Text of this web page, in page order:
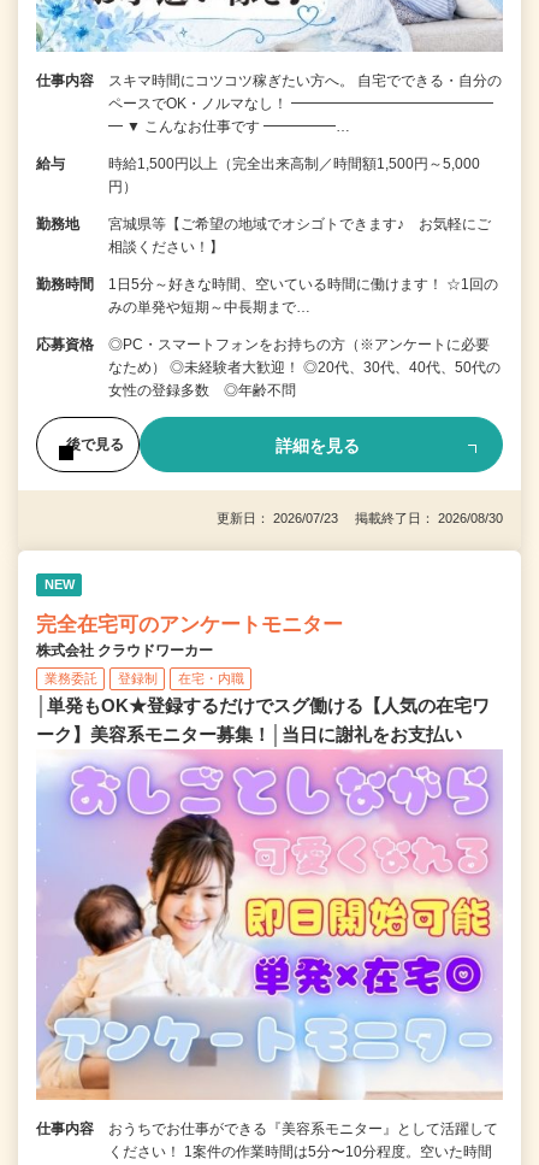
仕事内容
スキマ時間にコツコツ稼ぎたい方へ。 自宅でできる・自分の
ペースでOK・ノルマなし！ ━━━━━━━━━━━━━━
━ ▼ こんなお仕事です ━━━━━…
給与
時給1,500円以上（完全出来高制／時間額1,500円～5,000
円）
勤務地
宮城県等【ご希望の地域でオシゴトできます♪ お気軽にご
相談ください！】
勤務時間
1日5分～好きな時間、空いている時間に働けます！ ☆1回の
みの単発や短期～中長期まで…
応募資格
◎PC・スマートフォンをお持ちの方（※アンケートに必要
なため） ◎未経験者大歓迎！ ◎20代、30代、40代、50代の
女性の登録多数 ◎年齢不問
後で見る 詳細を見る
更新日： 2026/07/23 掲載終了日： 2026/08/30
NEW
完全在宅可のアンケートモニター
株式会社 クラウドワーカー
業務委託 登録制 在宅・内職
│単発もOK★登録するだけでスグ働ける【人気の在宅ワ
ーク】美容系モニター募集！│当日に謝礼をお支払い
仕事内容
おうちでお仕事ができる『美容系モニター』として活躍して
ください！ 1案件の作業時間は5分〜10分程度。空いた時間